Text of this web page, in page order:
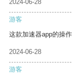
2024-06-28
游客
这款加速器app的操
2024-06-28
游客